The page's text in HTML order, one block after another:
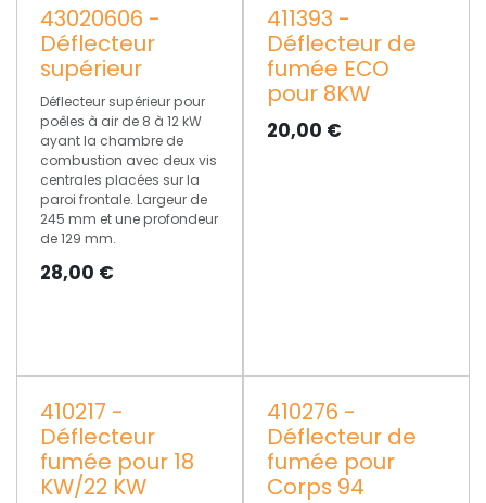
43020606 -
Déflecteur
supérieur
Déflecteur supérieur pour
poêles à air de 8 à 12 kW
ayant la chambre de
combustion avec deux vis
centrales placées sur la
paroi frontale. Largeur de
245 mm et une profondeur
de 129 mm.
28,00 €
411393 -
Déflecteur de
fumée ECO
pour 8KW
20,00 €
410217 -
Déflecteur
fumée pour 18
KW/22 KW
410276 -
Déflecteur de
fumée pour
Corps 94